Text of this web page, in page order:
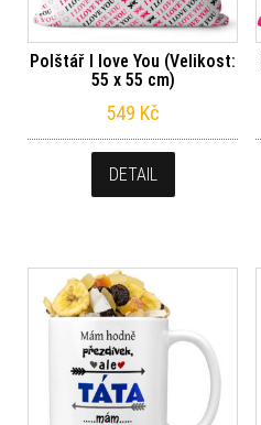
Polštář I love You (Velikost:
55 x 55 cm)
549 Kč
DETAIL